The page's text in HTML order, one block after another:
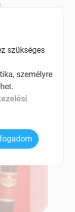
szükséges
személyre